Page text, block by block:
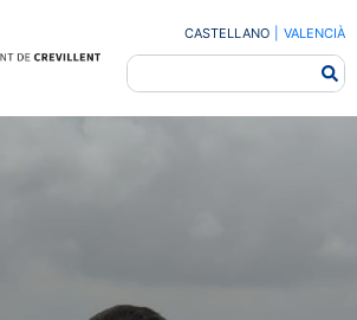
CASTELLANO VALENCIÀ